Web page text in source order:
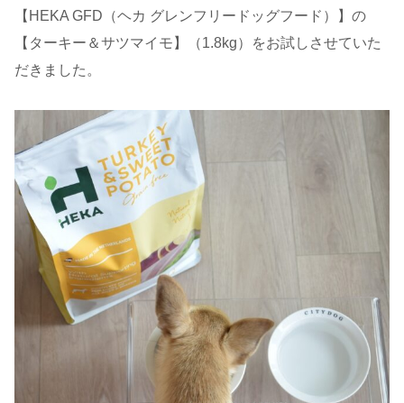
【HEKA GFD（ヘカ グレンフリードッグフード）】の
【ターキー＆サツマイモ】（1.8kg）をお試しさせていた
だきました。